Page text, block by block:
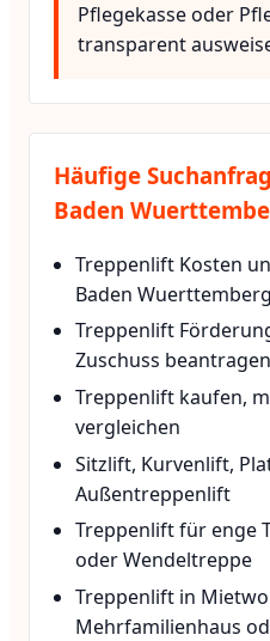
Pflegekasse oder
transparent
Häufige
Baden
Treppenlift Kosten
Baden Wuerttemberg
Treppenlift
Zuschuss beantragen
Treppenlift kaufen,
vergleichen
Sitzlift, Kurvenlift,
Außentreppenlift
Treppenlift für enge
oder Wendeltreppe
Treppenlift in
Mehrfamilienhaus